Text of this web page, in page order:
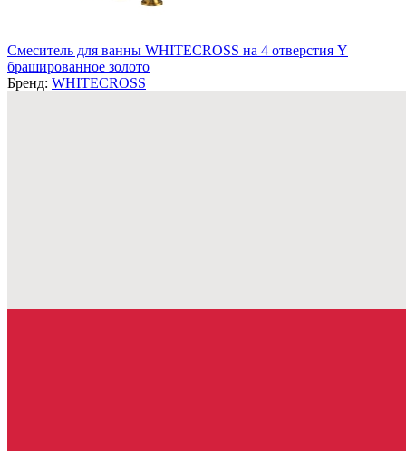
Смеситель для ванны WHITECROSS на 4 отверстия Y
брашированное золото
Бренд: WHITECROSS